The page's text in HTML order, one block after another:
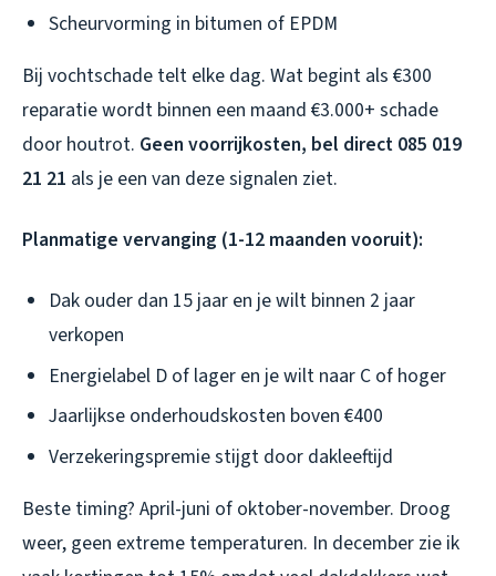
Scheurvorming in bitumen of EPDM
Bij vochtschade telt elke dag. Wat begint als €300
reparatie wordt binnen een maand €3.000+ schade
door houtrot. Geen voorrijkosten, bel direct 085 019
21 21 als je een van deze signalen ziet.
Planmatige vervanging (1-12 maanden vooruit):
Dak ouder dan 15 jaar en je wilt binnen 2 jaar
verkopen
Energielabel D of lager en je wilt naar C of hoger
Jaarlijkse onderhoudskosten boven €400
Verzekeringspremie stijgt door dakleeftijd
Beste timing? April-juni of oktober-november. Droog
weer, geen extreme temperaturen. In december zie ik